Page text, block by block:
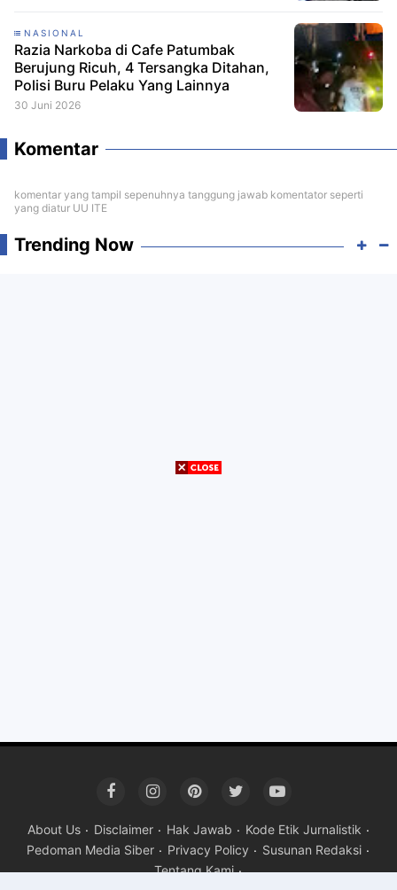
NASIONAL
Razia Narkoba di Cafe Patumbak
Berujung Ricuh, 4 Tersangka Ditahan,
Polisi Buru Pelaku Yang Lainnya
30 Juni 2026
Komentar
komentar yang tampil sepenuhnya tanggung jawab komentator seperti
yang diatur UU ITE
Trending Now
About Us Disclaimer Hak Jawab
Kode Etik Jurnalistik
Pedoman Media Siber
Privacy Policy
Susunan Redaksi
Tentang Kami